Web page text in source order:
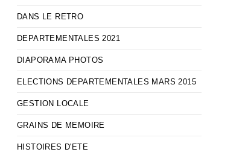
DANS LE RETRO
DEPARTEMENTALES 2021
DIAPORAMA PHOTOS
ELECTIONS DEPARTEMENTALES MARS 2015
GESTION LOCALE
GRAINS DE MEMOIRE
HISTOIRES D'ETE